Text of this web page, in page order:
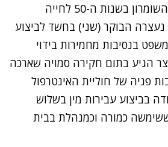
תושבת אחד מיישובי השומרון בשנות ה-50 לחייה
הבוקר (שני) בחשד לביצוע
בנסיבות מחמירות בידוי
הגיע בתום חקירה סמויה שארכה
פניה של חוליית האינטרפול
בביצוע עבירות מין בשלוש
כמורה וכמנהלת בבית